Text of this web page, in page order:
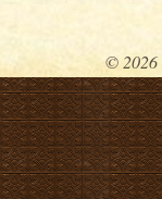
© 2026